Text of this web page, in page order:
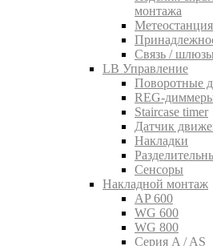
монтажа
Метеостанция
Связь / шлюзы
LB Управление
Поворотные
REG-
Staircase timer
Датчик
Накладки
Сенсоры
Накладной монтаж
AP 600
WG 600
WG 800
Серия A / AS